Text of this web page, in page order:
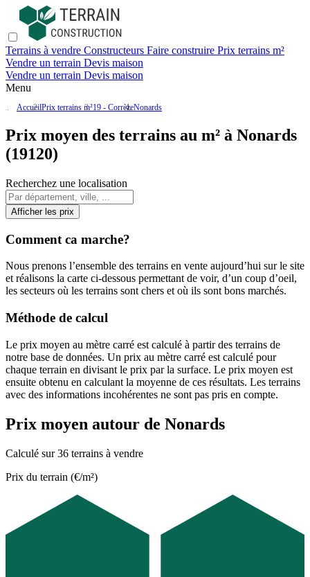
Terrains à vendre Constructeurs Faire construire Prix terrains m²
Vendre un terrain Devis maison
Vendre un terrain Devis maison
Menu
AccueilPrix terrains m²19 - CorrèzeNonards
Prix moyen des terrains au m² à Nonards
(19120)
Recherchez une localisation
Afficher les prix
Comment ca marche?
Nous prenons l’ensemble des terrains en vente aujourd’hui sur le site
et réalisons la carte ci-dessous permettant de voir, d’un coup d’oeil,
les secteurs où les terrains sont chers et où ils sont bons marchés.
Méthode de calcul
Le prix moyen au mètre carré est calculé à partir des terrains de
notre base de données. Un prix au mètre carré est calculé pour
chaque terrain en divisant le prix par la surface. Le prix moyen est
ensuite obtenu en calculant la moyenne de ces résultats. Les terrains
avec des informations incohérentes ne sont pas pris en compte.
Prix moyen autour de Nonards
Calculé sur 36 terrains à vendre
Prix du terrain (€/m²)